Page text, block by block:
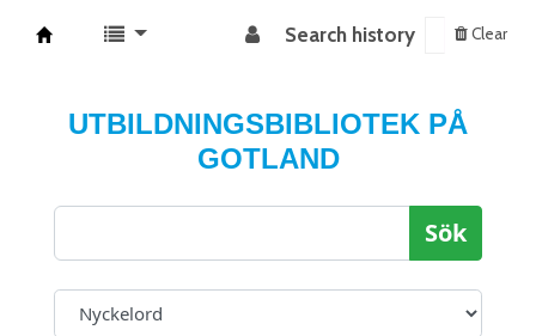
Search history Clear
UTBILDNINGSBIBLIOTEK PÅ
GOTLAND
Sök